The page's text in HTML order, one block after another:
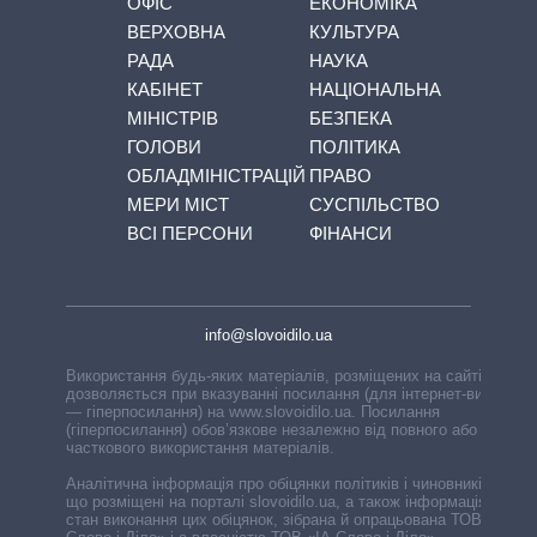
ВЕРХОВНА
РАДА
КАБІНЕТ
МІНІСТРІВ
ГОЛОВИ
ОБЛАДМІНІСТРАЦІЙ
МЕРИ МІСТ
ВСІ ПЕРСОНИ
КУЛЬТУРА
НАУКА
НАЦІОНАЛЬНА
БЕЗПЕКА
ПОЛІТИКА
ПРАВО
СУСПІЛЬСТВО
ФІНАНСИ
info@slovoidilo.ua
Використання будь-яких матеріалів, розміщених на сайті,
дозволяється при вказуванні посилання (для інтернет-видань
— гіперпосилання) на www.slovoidilo.ua. Посилання
(гіперпосилання) обов’язкове незалежно від повного або
часткового використання матеріалів.
Аналітична інформація про обіцянки політиків і чиновників,
що розміщені на порталі slovoidilo.ua, а також інформація про
стан виконання цих обіцянок, зібрана й опрацьована ТОВ «ІА